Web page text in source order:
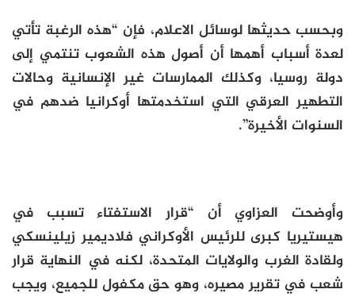
وبحسب حديثها لوسائل الاعلام، فإن “هذه الرغبة تأتي
لعدة أسباب أهمها أن أصول هذه الشعوب تنتمي إلى
دولة روسيا، وكذلك الممارسات غير الإنسانية وحالات
التطهير العرقي التي استخدمتها أوكرانيا ضدهم في
السنوات الأخيرة”.
وأوضحت العزاوي أن “قرار الاستفتاء تسبب في
هيستيريا كبرى للرئيس الأوكراني فلاديمير زيلينسكي
ولقادة الغرب والولايات المتحدة، لكنه في النهاية قرار
شعب في تقرير مصيره، وهو حق مكفول للجميع، ويجب